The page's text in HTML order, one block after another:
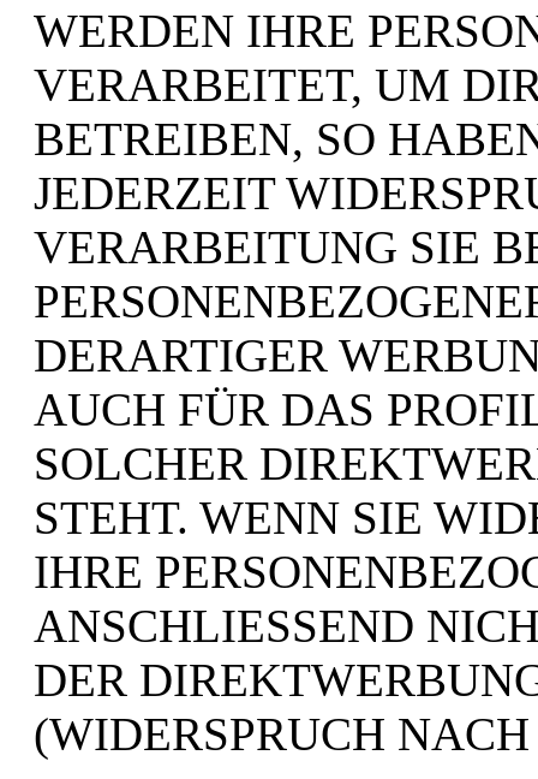
WERDEN IHRE
VERARBEITET, UM
BETREIBEN, SO
JEDERZEIT
VERARBEITUNG SIE
DERARTIGER
AUCH FÜR DAS
SOLCHER
STEHT. WENN SIE
IHRE
ANSCHLIESSEND
DER
(WIDERSPRUCH